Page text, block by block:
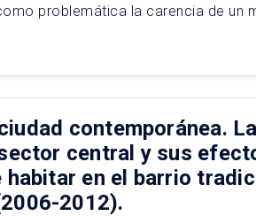
problemática la carencia de un
contemporánea.
central y sus
habitar en el barrio
2012).